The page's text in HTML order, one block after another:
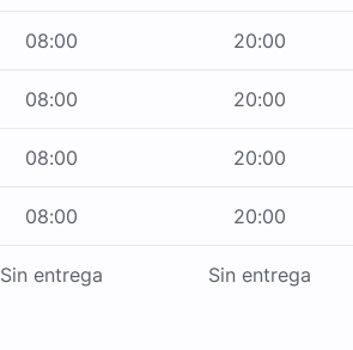
08:00 20:00
08:00 20:00
08:00 20:00
08:00 20:00
Sin entrega Sin entrega